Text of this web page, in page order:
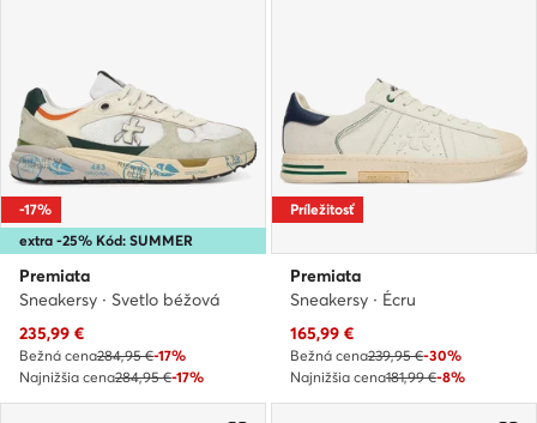
extra -25% Kód: SUMMER
-17%
Premiata
Sneakersy · Svetlo béžová
Aktuálna cena
235,99 €
Bežná cena284,95 €-17%
Najnižšia cena284,95 €-17%
Príležitosť
Premiata
Sneakersy · Écru
Aktuálna cena
165,99 €
Bežná cena239,95 €-30%
Najnižšia cena181,99 €-8%